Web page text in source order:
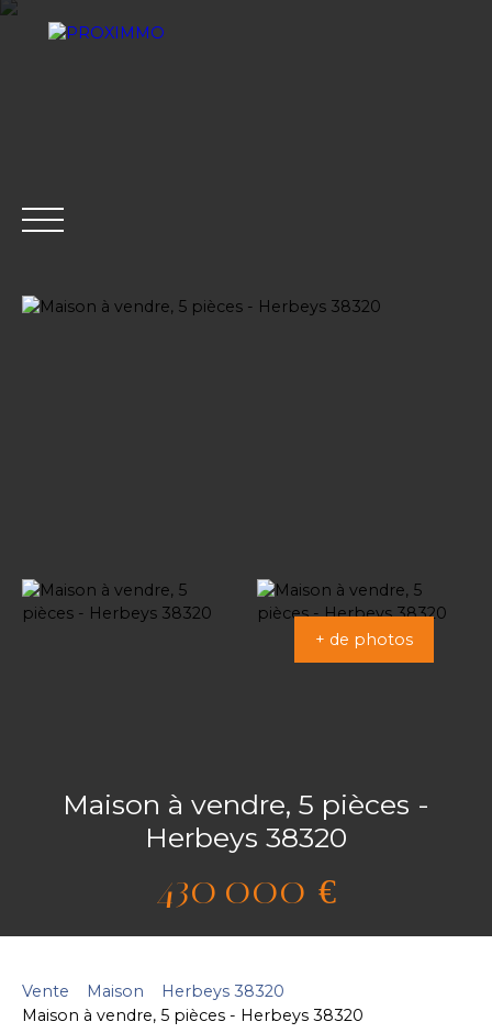
+ de photos
Maison à vendre, 5 pièces -
Herbeys 38320
430 000 €
Vente Maison
Herbeys 38320
Maison à vendre, 5 pièces - Herbeys 38320